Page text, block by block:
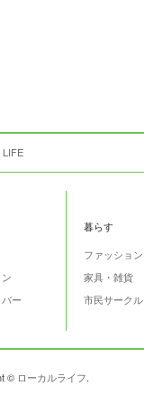
LIFE
ー
暮らす
ファッション
家具・雑貨
市民サークル
© ローカルライフ.